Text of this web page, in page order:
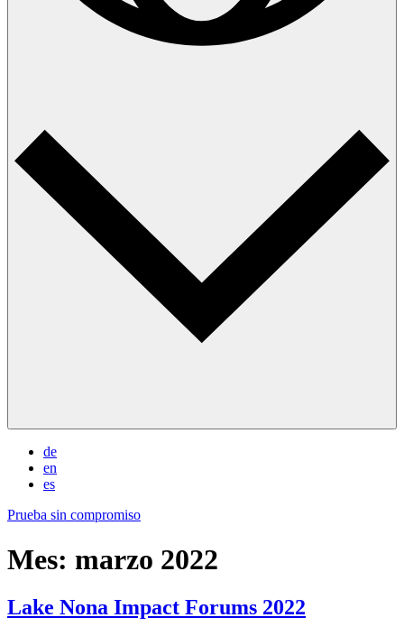
de
en
es
Prueba sin compromiso
Mes: marzo 2022
Lake Nona Impact Forums 2022